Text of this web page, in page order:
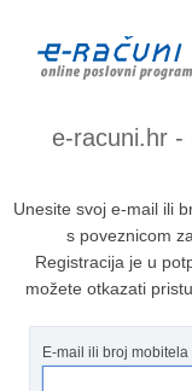
e-racuni.hr -
Unesite svoj e-mail ili
s poveznicom
Registracija je u
možete otkazati
E-mail ili broj mobitela